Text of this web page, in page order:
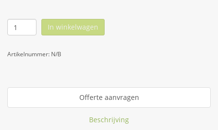
In winkelwagen
Artikelnummer: N/B
Offerte aanvragen
Beschrijving